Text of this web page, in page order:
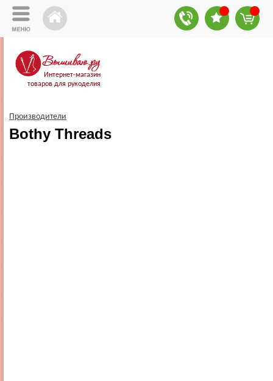
Интернет-магазин
товаров для рукоделия
Производители
Bothy Threads